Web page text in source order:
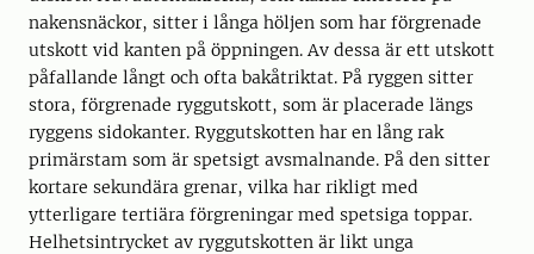
nakensnäckor, sitter i långa höljen som har förgrenade
utskott vid kanten på öppningen. Av dessa är ett utskott
påfallande långt och ofta bakåtriktat. På ryggen sitter
stora, förgrenade ryggutskott, som är placerade längs
ryggens sidokanter. Ryggutskotten har en lång rak
primärstam som är spetsigt avsmalnande. På den sitter
kortare sekundära grenar, vilka har rikligt med
ytterligare tertiära förgreningar med spetsiga toppar.
Helhetsintrycket av ryggutskotten är likt unga